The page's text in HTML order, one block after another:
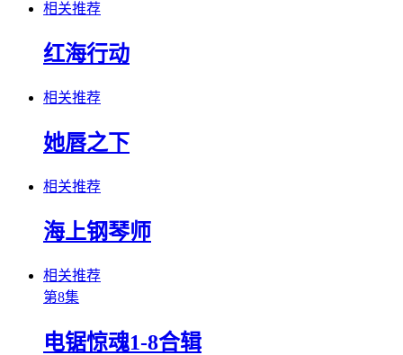
相关推荐
红海行动
相关推荐
她唇之下
相关推荐
海上钢琴师
相关推荐
第8集
电锯惊魂1-8合辑